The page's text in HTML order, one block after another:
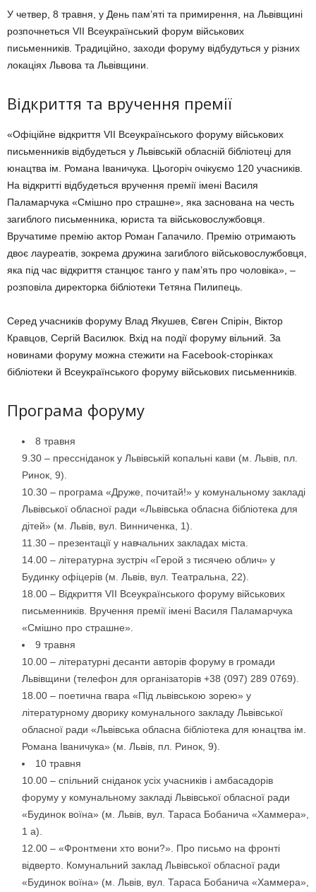
У четвер, 8 травня, у День пам’яті та примирення, на Львівщині
розпочнеться VII Всеукраїнський форум військових
письменників. Традиційно, заходи форуму відбудуться у різних
локаціях Львова та Львівщини.
Відкриття та вручення премії
«Офіційне відкриття VII Всеукраїнського форуму військових
письменників відбудеться у Львівській обласній бібліотеці для
юнацтва ім. Романа Іваничука. Цьогоріч очікуємо 120 учасників.
На відкритті відбудеться вручення премії імені Василя
Паламарчука «Смішно про страшне», яка заснована на честь
загиблого письменника, юриста та військовослужбовця.
Вручатиме премію актор Роман Гапачило. Премію отримають
двоє лауреатів, зокрема дружина загиблого військовослужбовця,
яка під час відкриття станцює танго у пам’ять про чоловіка», –
розповіла директорка бібліотеки Тетяна Пилипець.
Серед учасників форуму Влад Якушев, Євген Спірін, Віктор
Кравцов, Сергій Василюк. Вхід на події форуму вільний. За
новинами форуму можна стежити на Facebook-сторінках
бібліотеки й Всеукраїнського форуму військових письменників.
Програма форуму
8 травня
9.30 – прессніданок у Львівській копальні кави (м. Львів, пл.
Ринок, 9).
10.30 – програма «Друже, почитай!» у комунальному закладі
Львівської обласної ради «Львівська обласна бібліотека для
дітей» (м. Львів, вул. Винниченка, 1).
11.30 – презентації у навчальних закладах міста.
14.00 – літературна зустріч «Герой з тисячею облич» у
Будинку офіцерів (м. Львів, вул. Театральна, 22).
18.00 – Відкриття VII Всеукраїнського форуму військових
письменників. Вручення премії імені Василя Паламарчука
«Смішно про страшне».
9 травня
10.00 – літературні десанти авторів форуму в громади
Львівщини (телефон для організаторів +38 (097) 289 0769).
18.00 – поетична гвара «Під львівською зорею» у
літературному дворику комунального закладу Львівської
обласної ради «Львівська обласна бібліотека для юнацтва ім.
Романа Іваничука» (м. Львів, пл. Ринок, 9).
10 травня
10.00 – спільний сніданок усіх учасників і амбасадорів
форуму у комунальному закладі Львівської обласної ради
«Будинок воїна» (м. Львів, вул. Тараса Бобанича «Хаммера»,
1 а).
12.00 – «Фронтмени хто вони?». Про письмо на фронті
відверто. Комунальний заклад Львівської обласної ради
«Будинок воїна» (м. Львів, вул. Тараса Бобанича «Хаммера»,